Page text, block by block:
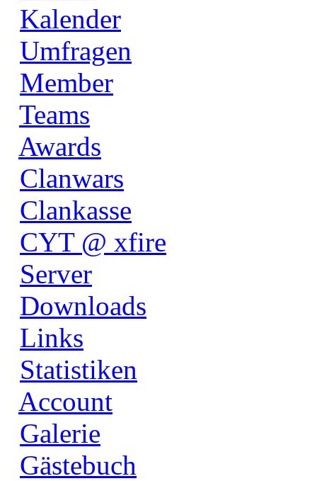
Kalender
Umfragen
Member
Teams
Awards
Clanwars
Clankasse
CYT @ xfire
Server
Downloads
Links
Statistiken
Account
Galerie
Gästebuch